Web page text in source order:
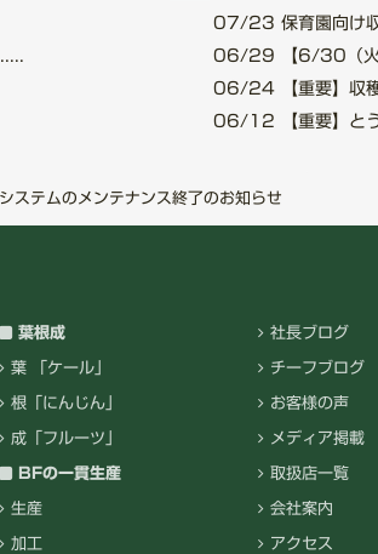
07/23 保育園向け
06/29 【6/30（火
06/24 【重要】収
06/12 【重要】と
ステムのメンテナンス終了のお知らせ
葉根成
葉 「ケール」
根「にんじん」
成「フルーツ」
BFの一貫生産
生産
加工
社長ブログ
チーフブログ
お客様の声
メディア掲載
取扱店一覧
会社案内
アクセス